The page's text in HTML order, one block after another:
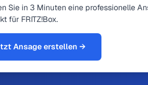
Sie in 3 Minuten eine professionelle
für FRITZ!Box.
Ansage erstellen →